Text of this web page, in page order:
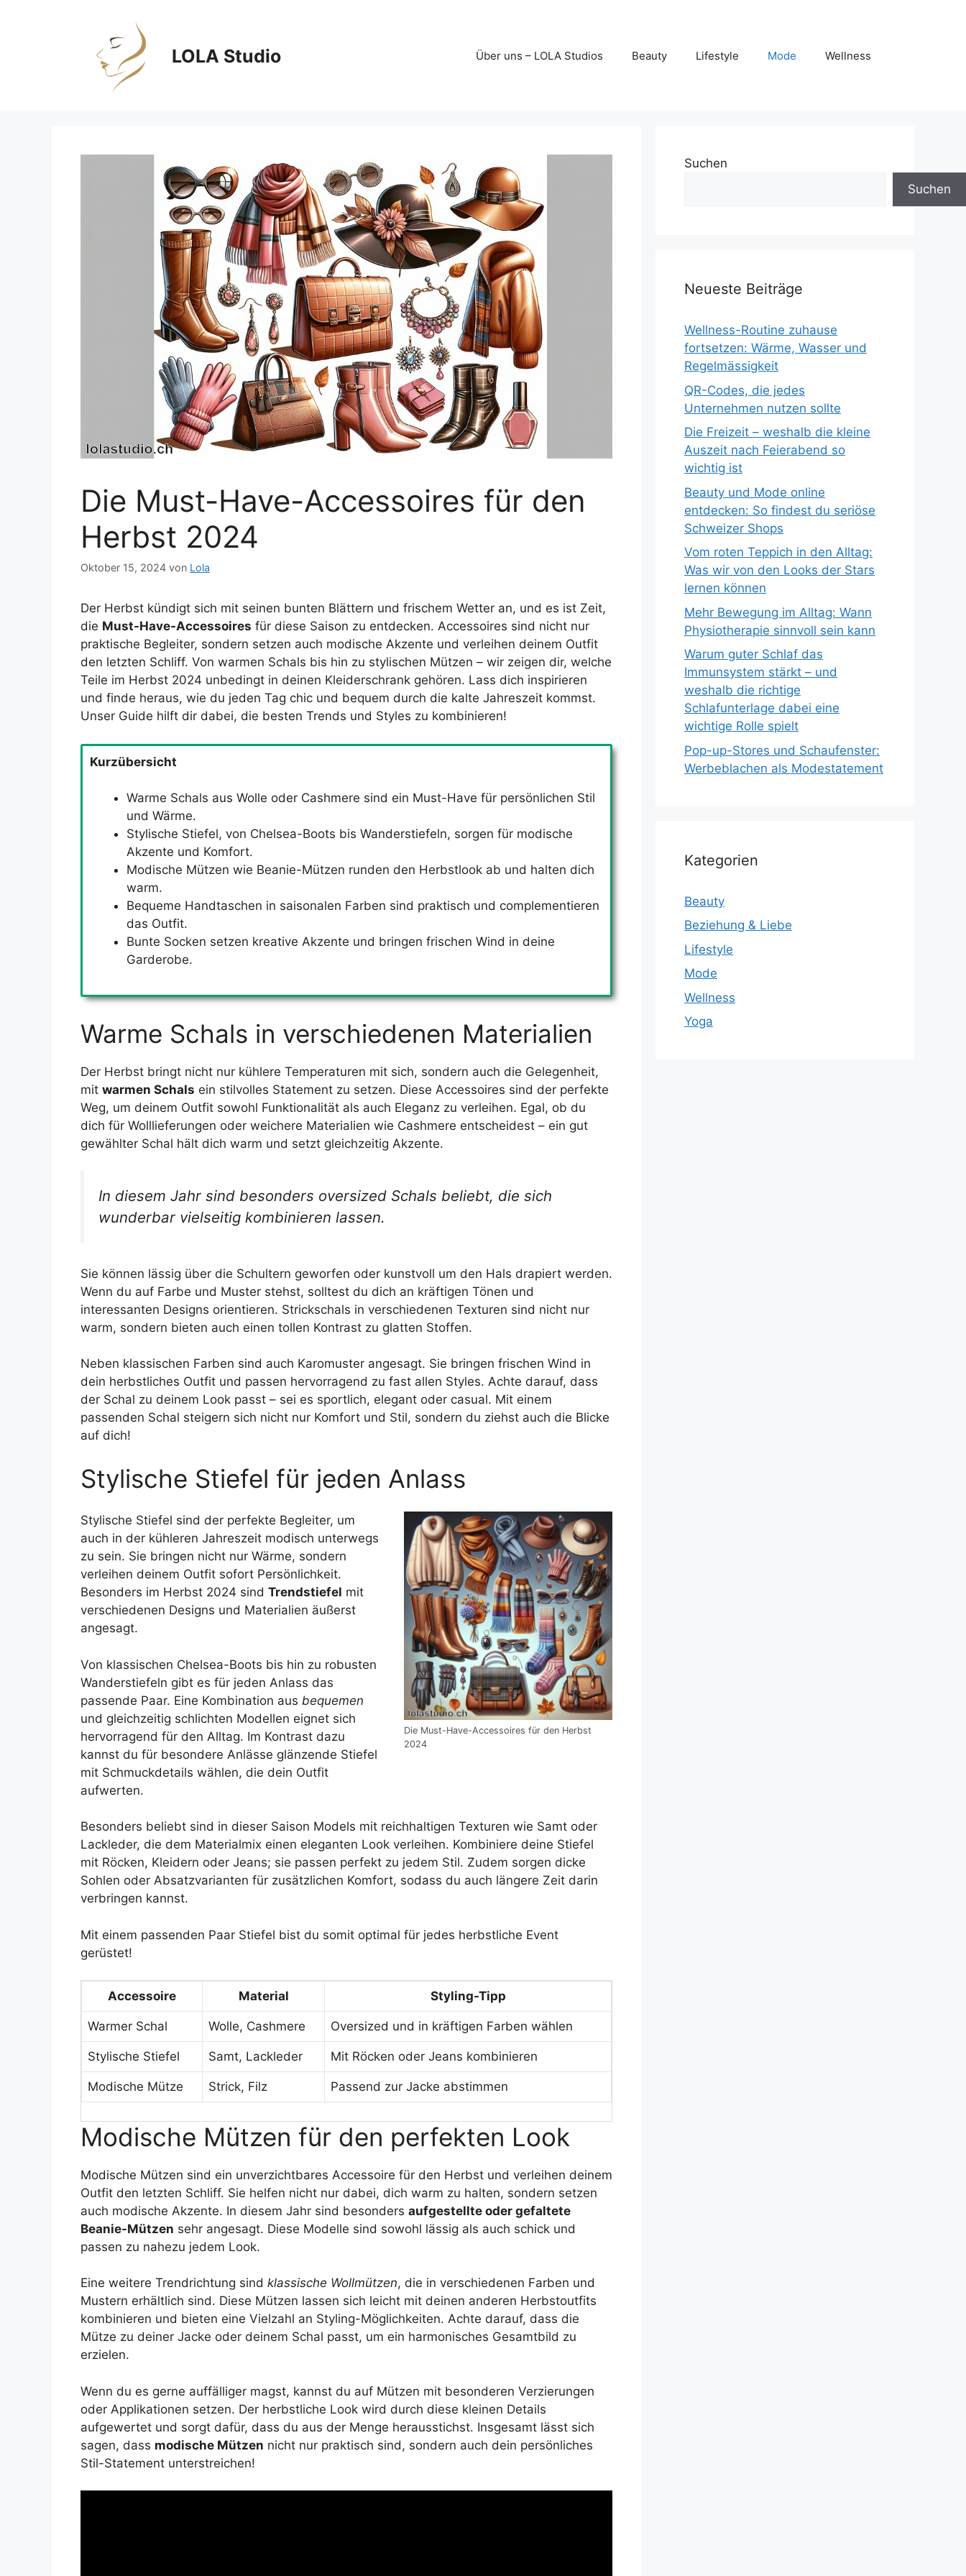
LOLA Studio Über uns – LOLA Studios Beauty Lifestyle Mode Wellness
Die Must-Have-Accessoires für den
Herbst 2024
Oktober 15, 2024 von Lola
Der Herbst kündigt sich mit seinen bunten Blättern und frischem Wetter an, und es ist Zeit,
die Must-Have-Accessoires für diese Saison zu entdecken. Accessoires sind nicht nur
praktische Begleiter, sondern setzen auch modische Akzente und verleihen deinem Outfit
den letzten Schliff. Von warmen Schals bis hin zu stylischen Mützen – wir zeigen dir, welche
Teile im Herbst 2024 unbedingt in deinen Kleiderschrank gehören. Lass dich inspirieren
und finde heraus, wie du jeden Tag chic und bequem durch die kalte Jahreszeit kommst.
Unser Guide hilft dir dabei, die besten Trends und Styles zu kombinieren!
Kurzübersicht
Warme Schals aus Wolle oder Cashmere sind ein Must-Have für persönlichen Stil
und Wärme.
Stylische Stiefel, von Chelsea-Boots bis Wanderstiefeln, sorgen für modische
Akzente und Komfort.
Modische Mützen wie Beanie-Mützen runden den Herbstlook ab und halten dich
warm.
Bequeme Handtaschen in saisonalen Farben sind praktisch und complementieren
das Outfit.
Bunte Socken setzen kreative Akzente und bringen frischen Wind in deine
Garderobe.
Warme Schals in verschiedenen Materialien
Der Herbst bringt nicht nur kühlere Temperaturen mit sich, sondern auch die Gelegenheit,
mit warmen Schals ein stilvolles Statement zu setzen. Diese Accessoires sind der perfekte
Weg, um deinem Outfit sowohl Funktionalität als auch Eleganz zu verleihen. Egal, ob du
dich für Wolllieferungen oder weichere Materialien wie Cashmere entscheidest – ein gut
gewählter Schal hält dich warm und setzt gleichzeitig Akzente.
In diesem Jahr sind besonders oversized Schals beliebt, die sich
wunderbar vielseitig kombinieren lassen.
Sie können lässig über die Schultern geworfen oder kunstvoll um den Hals drapiert werden.
Wenn du auf Farbe und Muster stehst, solltest du dich an kräftigen Tönen und
interessanten Designs orientieren. Strickschals in verschiedenen Texturen sind nicht nur
warm, sondern bieten auch einen tollen Kontrast zu glatten Stoffen.
Neben klassischen Farben sind auch Karomuster angesagt. Sie bringen frischen Wind in
dein herbstliches Outfit und passen hervorragend zu fast allen Styles. Achte darauf, dass
der Schal zu deinem Look passt – sei es sportlich, elegant oder casual. Mit einem
passenden Schal steigern sich nicht nur Komfort und Stil, sondern du ziehst auch die Blicke
auf dich!
Stylische Stiefel für jeden Anlass
Die Must-Have-Accessoires für den Herbst
2024
Stylische Stiefel sind der perfekte Begleiter, um
auch in der kühleren Jahreszeit modisch unterwegs
zu sein. Sie bringen nicht nur Wärme, sondern
verleihen deinem Outfit sofort Persönlichkeit.
Besonders im Herbst 2024 sind Trendstiefel mit
verschiedenen Designs und Materialien äußerst
angesagt.
Von klassischen Chelsea-Boots bis hin zu robusten
Wanderstiefeln gibt es für jeden Anlass das
passende Paar. Eine Kombination aus bequemen
und gleichzeitig schlichten Modellen eignet sich
hervorragend für den Alltag. Im Kontrast dazu
kannst du für besondere Anlässe glänzende Stiefel
mit Schmuckdetails wählen, die dein Outfit
aufwerten.
Besonders beliebt sind in dieser Saison Models mit reichhaltigen Texturen wie Samt oder
Lackleder, die dem Materialmix einen eleganten Look verleihen. Kombiniere deine Stiefel
mit Röcken, Kleidern oder Jeans; sie passen perfekt zu jedem Stil. Zudem sorgen dicke
Sohlen oder Absatzvarianten für zusätzlichen Komfort, sodass du auch längere Zeit darin
verbringen kannst.
Mit einem passenden Paar Stiefel bist du somit optimal für jedes herbstliche Event
gerüstet!
Accessoire Material Styling-Tipp
Warmer Schal Wolle, Cashmere Oversized und in kräftigen Farben wählen
Stylische Stiefel Samt, Lackleder Mit Röcken oder Jeans kombinieren
Modische Mütze Strick, Filz Passend zur Jacke abstimmen
Modische Mützen für den perfekten Look
Modische Mützen sind ein unverzichtbares Accessoire für den Herbst und verleihen deinem
Outfit den letzten Schliff. Sie helfen nicht nur dabei, dich warm zu halten, sondern setzen
auch modische Akzente. In diesem Jahr sind besonders aufgestellte oder gefaltete
Beanie-Mützen sehr angesagt. Diese Modelle sind sowohl lässig als auch schick und
passen zu nahezu jedem Look.
Eine weitere Trendrichtung sind klassische Wollmützen, die in verschiedenen Farben und
Mustern erhältlich sind. Diese Mützen lassen sich leicht mit deinen anderen Herbstoutfits
kombinieren und bieten eine Vielzahl an Styling-Möglichkeiten. Achte darauf, dass die
Mütze zu deiner Jacke oder deinem Schal passt, um ein harmonisches Gesamtbild zu
erzielen.
Wenn du es gerne auffälliger magst, kannst du auf Mützen mit besonderen Verzierungen
oder Applikationen setzen. Der herbstliche Look wird durch diese kleinen Details
aufgewertet und sorgt dafür, dass du aus der Menge herausstichst. Insgesamt lässt sich
sagen, dass modische Mützen nicht nur praktisch sind, sondern auch dein persönliches
Stil-Statement unterstreichen!
Suchen
Suchen
Neueste Beiträge
Wellness-Routine zuhause
fortsetzen: Wärme, Wasser und
Regelmässigkeit
QR-Codes, die jedes
Unternehmen nutzen sollte
Die Freizeit – weshalb die kleine
Auszeit nach Feierabend so
wichtig ist
Beauty und Mode online
entdecken: So findest du seriöse
Schweizer Shops
Vom roten Teppich in den Alltag:
Was wir von den Looks der Stars
lernen können
Mehr Bewegung im Alltag: Wann
Physiotherapie sinnvoll sein kann
Warum guter Schlaf das
Immunsystem stärkt – und
weshalb die richtige
Schlafunterlage dabei eine
wichtige Rolle spielt
Pop-up-Stores und Schaufenster:
Werbeblachen als Modestatement
Kategorien
Beauty
Beziehung & Liebe
Lifestyle
Mode
Wellness
Yoga